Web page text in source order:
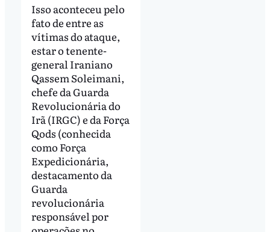
Isso aconteceu pelo
fato de entre as
vítimas do ataque,
estar o tenente-
general Iraniano
Qassem Soleimani,
chefe da Guarda
Revolucionária do
Irã (IRGC) e da Força
Qods (conhecida
como Força
Expedicionária,
destacamento da
Guarda
revolucionária
responsável por